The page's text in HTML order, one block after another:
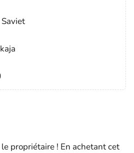
propriétaire ! En achetant cet